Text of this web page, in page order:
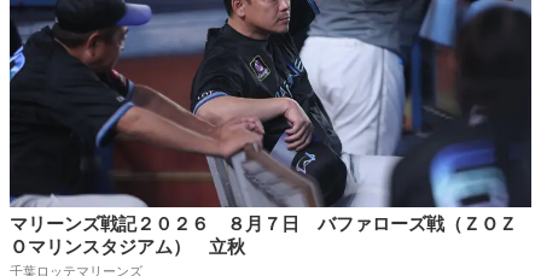
マリーンズ戦記２０２６ ８月７日 バファローズ戦（ＺＯＺ
Ｏマリンスタジアム） 立秋
千葉ロッテマリーンズ